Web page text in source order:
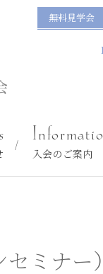
無料見学会
入会のご案内
ミナー）